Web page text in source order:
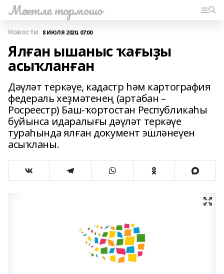
Мәсетле тормошо
Новости 8 ИЮЛЯ 2020, 07:00
Ялған ышаныс ҡағыҙы
асыҡланған
Дәүләт теркәүе, кадастр һәм картография
федераль хеҙмәтенең (артабан –
Росреестр) Баш-ҡортостан Республикаһы
буйынса идаралығы дәүләт теркәүе
тураһында ялған документ эшләнеүен
асыҡланы.